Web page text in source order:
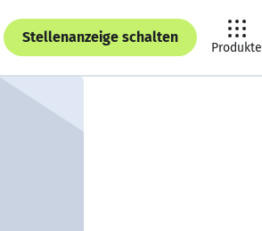
Stellenanzeige schalten
Produkte